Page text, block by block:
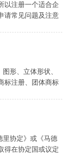
以注册一个适合企
请常见问题及注意
形、立体形状、
标注册、团体商标
里协定》或《马德
得在协定国或议定